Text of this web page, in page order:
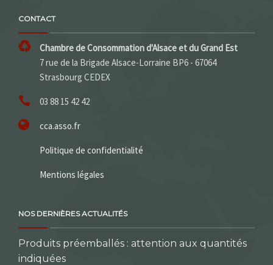
CONTACT
Chambre de Consommation d'Alsace et du Grand Est
7 rue de la Brigade Alsace-Lorraine BP6 - 67064
Strasbourg CEDEX
03 88 15 42 42
cca.asso.fr
Politique de confidentialité
Mentions légales
NOS DERNIÈRES ACTUALITÉS
Produits préemballés : attention aux quantités
indiquées